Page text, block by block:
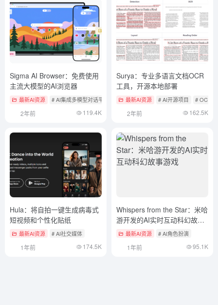
Sigma AI Browser：免费使用
主流大模型的AI浏览器
最新AI资源 # AI集成多模型对话平台
2年前 119.4K
Surya：专业多语言文档OCR
工具，开源本地部署
最新AI资源 # AI开源项目 # OCR
2年前 162.5K
Hula：将自拍一键生成病毒式
短视频和个性化贴纸
最新AI资源 # AI社交媒体
1年前 174.5K
Whispers from the Star：米哈
游开发的AI实时互动科幻故事
游戏最新AI资源 # AI角色扮演
1年前 95.1K